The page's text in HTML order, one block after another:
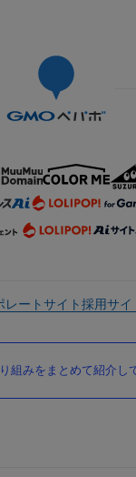
レートサイト採用サイ
みをまとめて紹介し